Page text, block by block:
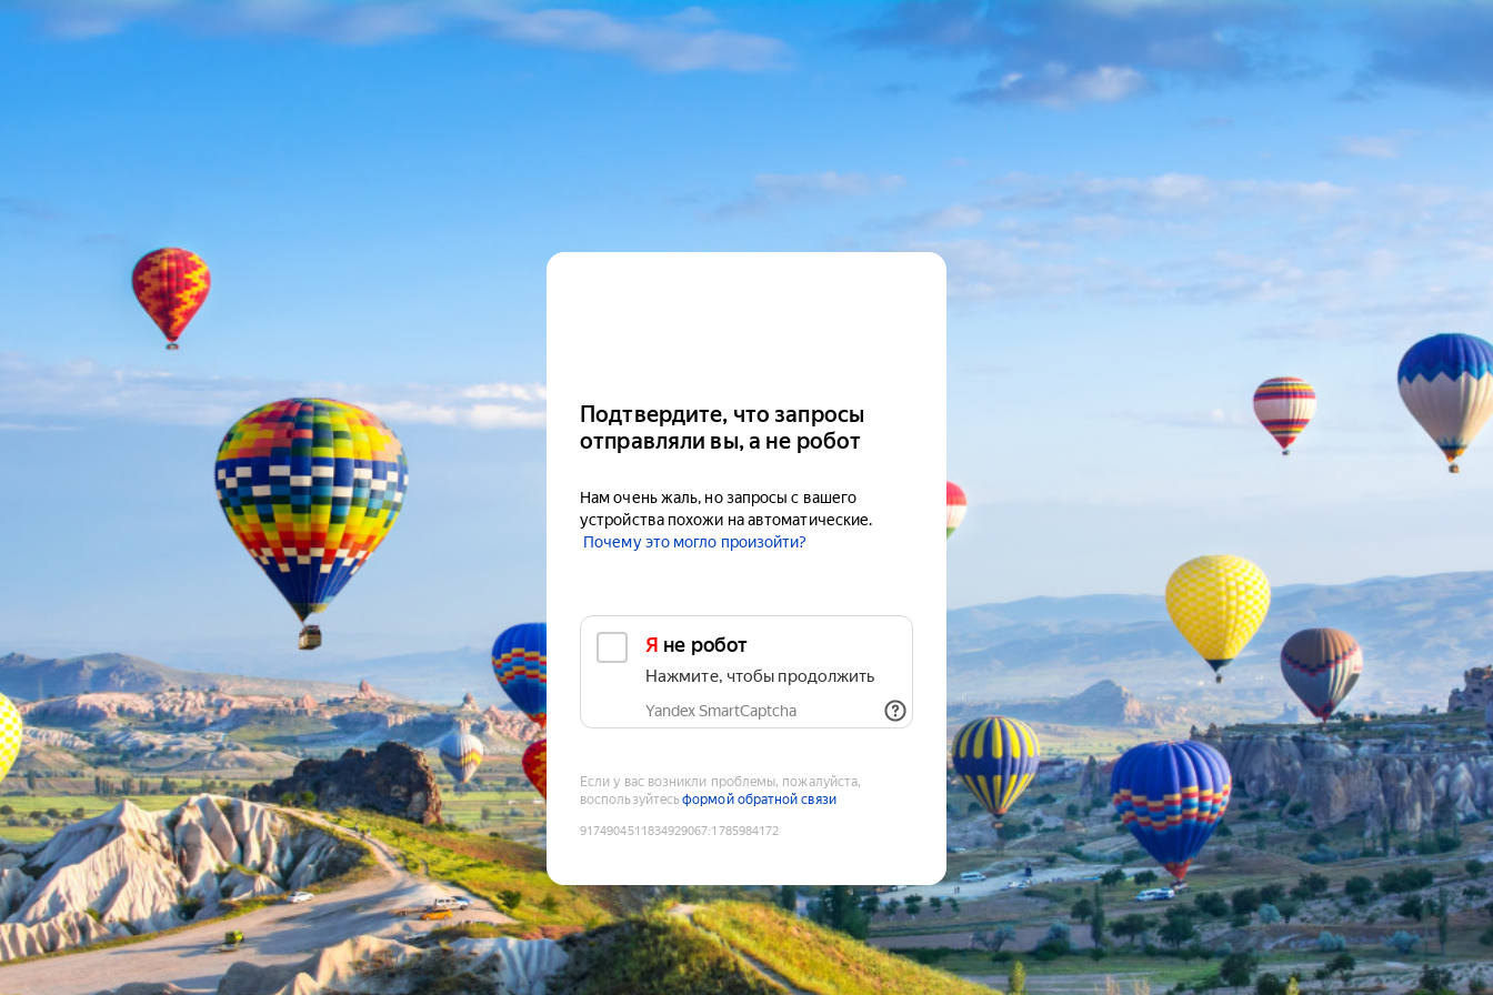
Подтвердите, что запросы
отправляли вы, а не робот
Нам очень жаль, но запросы с вашего
устройства похожи на автоматические.
Почему это могло произойти?
Я не робот
Нажмите, чтобы продолжить
Yandex SmartCaptcha
Если у вас возникли проблемы, пожалуйста,
воспользуйтесьформой обратной связи
9174904511834929067:1785984172